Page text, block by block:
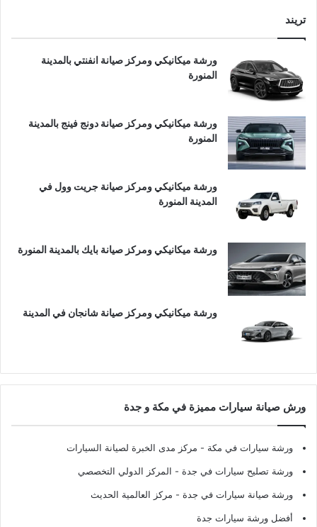
تريند
ورشة ميكانيكي ومركز صيانة انفنتي بالمدينة
المنورة
ورشة ميكانيكي ومركز صيانة دونج فينج بالمدينة
المنورة
ورشة ميكانيكي ومركز صيانة جريت وول في
المدينة المنورة
ورشة ميكانيكي ومركز صيانة بايك بالمدينة المنورة
ورشة ميكانيكي ومركز صيانة شانجان في المدينة
ورش صيانة سيارات مميزة في مكة و جدة
ورشة سيارات في مكة - مركز مدى الخبرة لصيانة السيارات
ورشة تصليح سيارات في جدة - المركز الدولي التخصصي
ورشة صيانة سيارات في جدة - مركز العالمية الحديث
أفضل ورشة سيارات جدة